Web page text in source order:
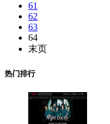
61
62
63
64
末页
热门排行